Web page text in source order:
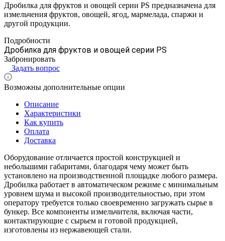
Дробилка для фруктов и овощей серии PS предназначена для
измельчения фруктов, овощей, ягод, мармелада, спаржи и
другой продукции.
Подробности
Дробилка для фруктов и овощей серии PS
Забронировать
Задать вопрос
Возможны дополнительные опции
Описание
Характеристики
Как купить
Оплата
Доставка
Оборудование отличается простой конструкцией и
небольшими габаритами, благодаря чему может быть
установлено на производственной площадке любого размера.
Дробилка работает в автоматическом режиме с минимальным
уровнем шума и высокой производительностью, при этом
оператору требуется только своевременно загружать сырье в
бункер. Все компоненты измельчителя, включая части,
контактирующие с сырьем и готовой продукцией,
изготовлены из нержавеющей стали.